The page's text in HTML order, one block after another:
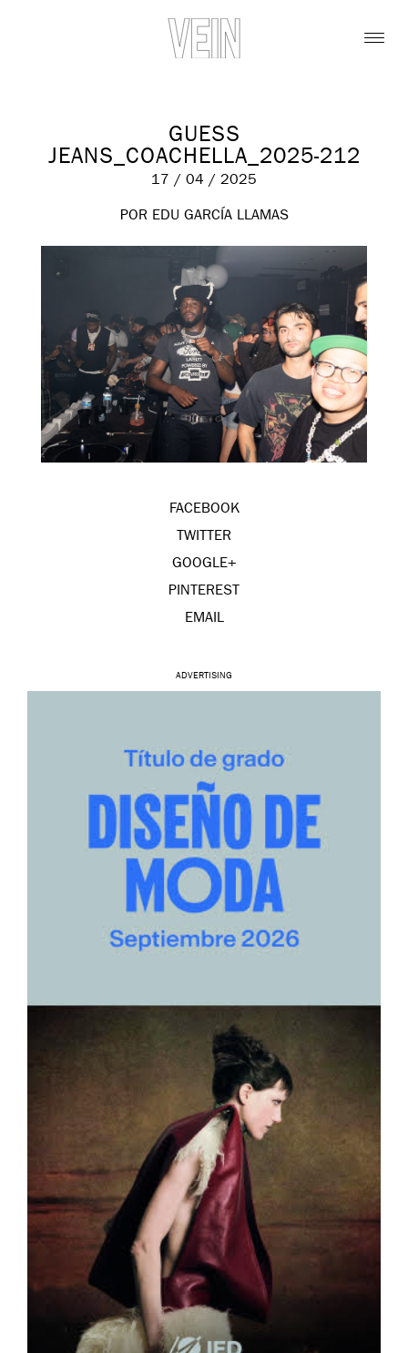
GUESS
JEANS_COACHELLA_2025-212
17 / 04 / 2025
POR EDU GARCÍA LLAMAS
FACEBOOK
TWITTER
GOOGLE+
PINTEREST
EMAIL
ADVERTISING